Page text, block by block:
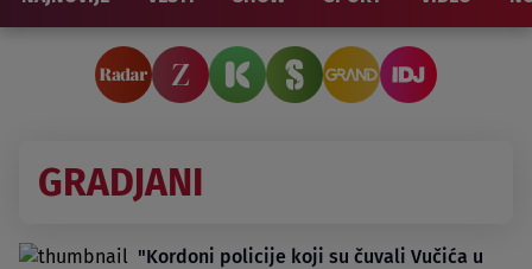
GRADJANI
"Kordoni policije koji su čuvali Vučića u